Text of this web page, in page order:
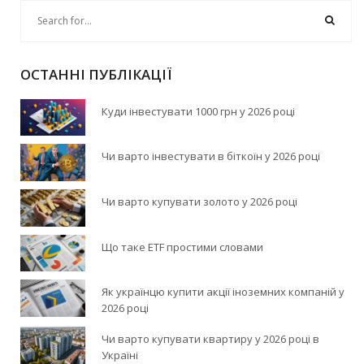
ОСТАННІ ПУБЛІКАЦІЇ
Куди інвестувати 1000 грн у 2026 році
Чи варто інвестувати в біткоїн у 2026 році
Чи варто купувати золото у 2026 році
Що таке ETF простими словами
Як українцю купити акції іноземних компаній у
2026 році
Чи варто купувати квартиру у 2026 році в
Україні